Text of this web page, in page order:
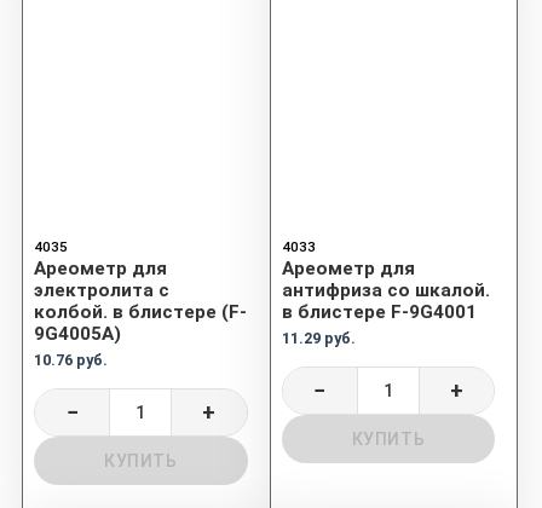
4035
Ареометр для
электролита с
колбой. в блистере (F-
9G4005A)
10.76 руб.
− +
КУПИТЬ
4033
Ареометр для
антифриза со шкалой.
в блистере F-9G4001
11.29 руб.
− +
КУПИТЬ